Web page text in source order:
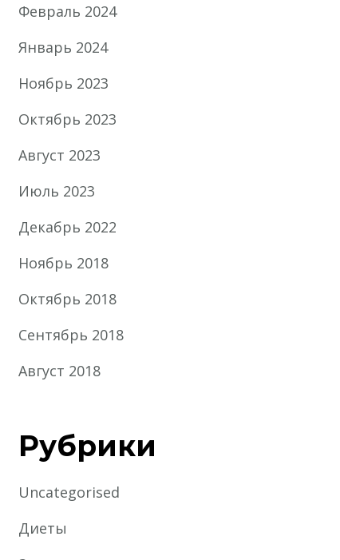
Февраль 2024
Январь 2024
Ноябрь 2023
Октябрь 2023
Август 2023
Июль 2023
Декабрь 2022
Ноябрь 2018
Октябрь 2018
Сентябрь 2018
Август 2018
Рубрики
Uncategorised
Диеты